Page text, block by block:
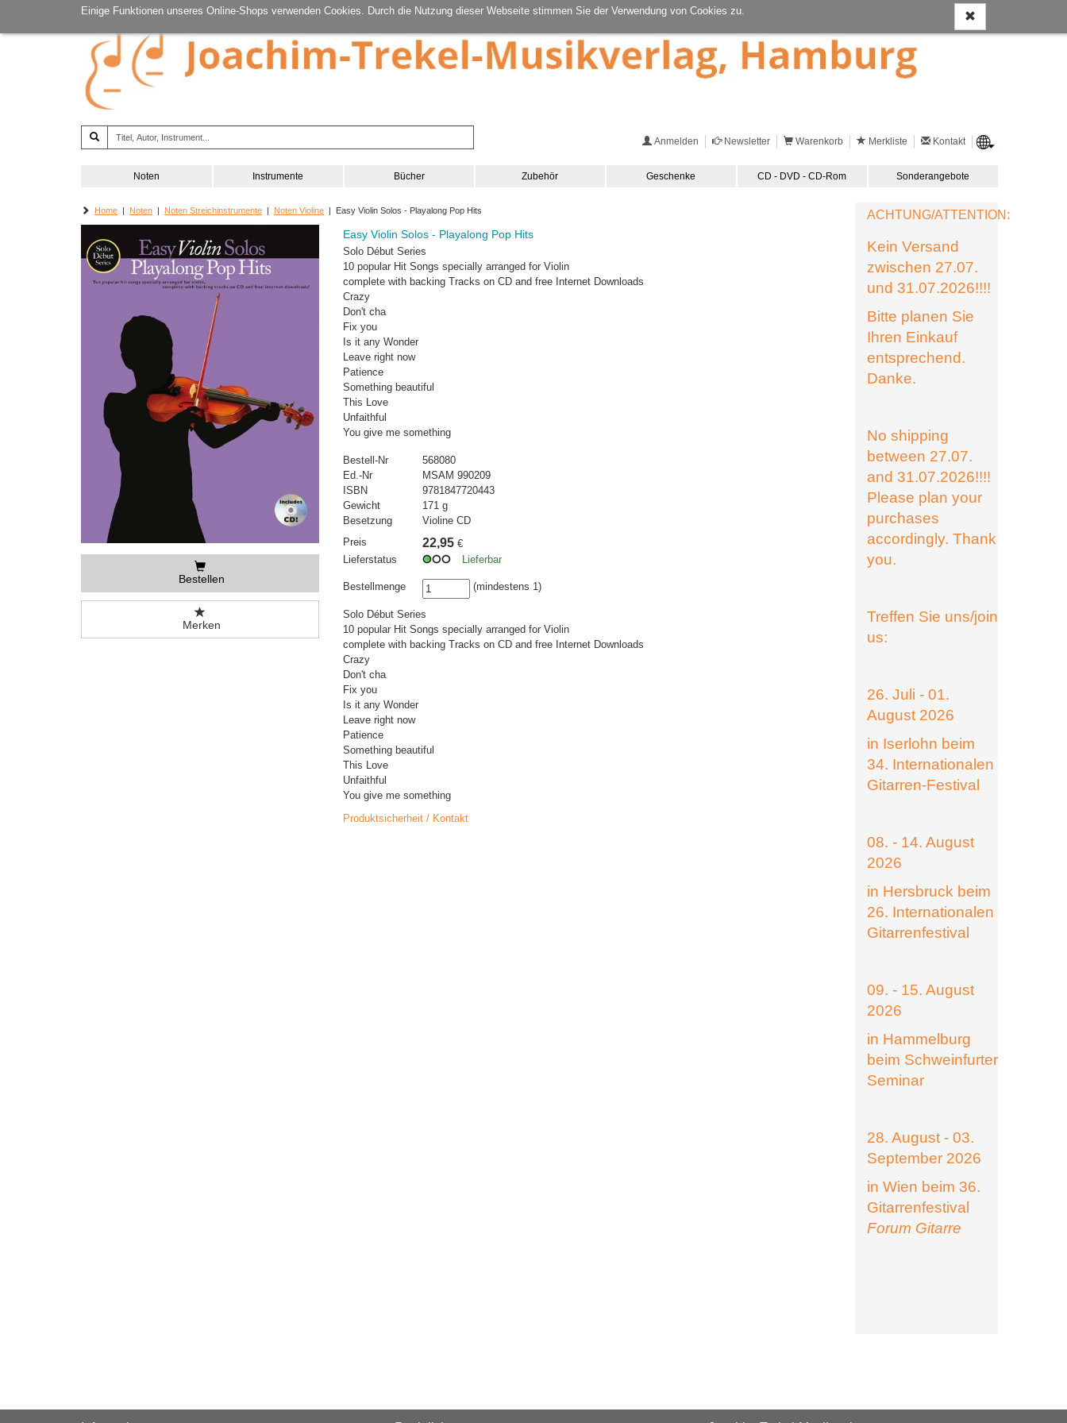
Einige Funktionen unseres Online-Shops verwenden Cookies. Durch die Nutzung dieser Webseite stimmen Sie der Verwendung von Cookies zu.
Anmelden Newsletter Warenkorb Merkliste Kontakt
Noten Instrumente Bücher Zubehör Geschenke CD - DVD - CD-Rom Sonderangebote
Home | Noten | Noten Streichinstrumente | Noten Violine | Easy Violin Solos - Playalong Pop Hits
Bestellen
Merken
Easy Violin Solos - Playalong Pop Hits
Solo Début Series
10 popular Hit Songs specially arranged for Violin
complete with backing Tracks on CD and free Internet Downloads
Crazy
Don't cha
Fix you
Is it any Wonder
Leave right now
Patience
Something beautiful
This Love
Unfaithful
You give me something
Bestell-Nr
568080
Ed.-Nr
MSAM 990209
ISBN
9781847720443
Gewicht
171 g
Besetzung
Violine CD
Preis
22,95 €
Lieferstatus
Lieferbar
Bestellmenge (mindestens 1)
Solo Début Series
10 popular Hit Songs specially arranged for Violin
complete with backing Tracks on CD and free Internet Downloads
Crazy
Don't cha
Fix you
Is it any Wonder
Leave right now
Patience
Something beautiful
This Love
Unfaithful
You give me something
Produktsicherheit / Kontakt
ACHTUNG/ATTENTION:
Kein Versand
zwischen 27.07.
und 31.07.2026!!!!
Bitte planen Sie
Ihren Einkauf
entsprechend.
Danke.
No shipping
between 27.07.
and 31.07.2026!!!!
Please plan your
purchases
accordingly. Thank
you.
Treffen Sie uns/join
us:
26. Juli - 01.
August 2026
in Iserlohn beim
34. Internationalen
Gitarren-Festival
08. - 14. August
2026
in Hersbruck beim
26. Internationalen
Gitarrenfestival
09. - 15. August
2026
in Hammelburg
beim Schweinfurter
Seminar
28. August - 03.
September 2026
in Wien beim 36.
Gitarrenfestival
Forum Gitarre